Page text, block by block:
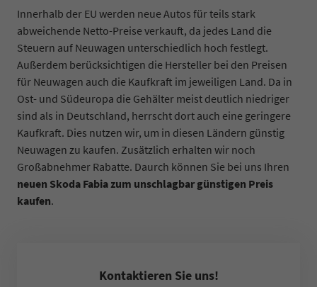
Innerhalb der EU werden neue Autos für teils stark
abweichende Netto-Preise verkauft, da jedes Land die
Steuern auf Neuwagen unterschiedlich hoch festlegt.
Außerdem berücksichtigen die Hersteller bei den Preisen
für Neuwagen auch die Kaufkraft im jeweiligen Land. Da in
Ost- und Südeuropa die Gehälter meist deutlich niedriger
sind als in Deutschland, herrscht dort auch eine geringere
Kaufkraft. Dies nutzen wir, um in diesen Ländern günstig
Neuwagen zu kaufen. Zusätzlich erhalten wir noch
Großabnehmer Rabatte. Daurch können Sie bei uns Ihren
neuen Skoda Fabia zum unschlagbar günstigen Preis
kaufen.
Kontaktieren Sie uns!